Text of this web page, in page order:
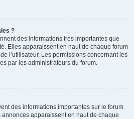
?
des informations très importantes que
Elles apparaissent en haut de chaque forum
l’utilisateur. Les permissions concernant les
par les administrateurs du forum.
des informations importantes sur le forum
apparaissent en haut de chaque